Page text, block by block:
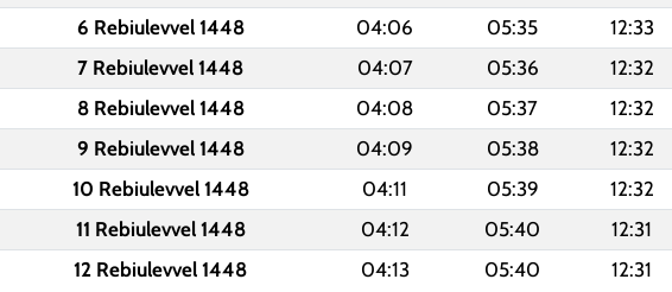
6 Rebiulevvel 1448 04:06 05:35 12:33
7 Rebiulevvel 1448 04:07 05:36 12:32
8 Rebiulevvel 1448 04:08 05:37 12:32
9 Rebiulevvel 1448 04:09 05:38 12:32
10 Rebiulevvel 1448 04:11 05:39 12:32
11 Rebiulevvel 1448 04:12 05:40 12:31
12 Rebiulevvel 1448 04:13 05:40 12:31